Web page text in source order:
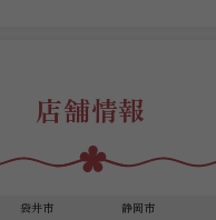
店舗情報
袋井市 静岡市